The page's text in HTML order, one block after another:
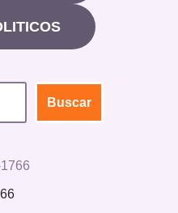
Buscar